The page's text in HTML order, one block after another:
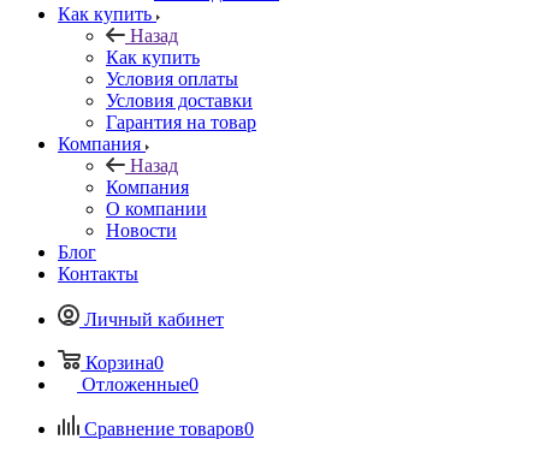
Как купить
Назад
Как купить
Условия оплаты
Условия доставки
Гарантия на товар
Компания
Назад
Компания
О компании
Новости
Блог
Контакты
Личный кабинет
Корзина0
Отложенные0
Сравнение товаров0